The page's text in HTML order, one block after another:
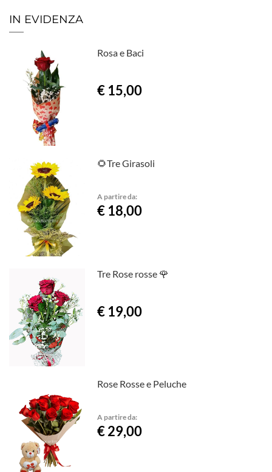
IN EVIDENZA
Rosa e Baci
€ 15,00
🌻Tre Girasoli
A partire da:
€ 18,00
Tre Rose rosse 🌹
€ 19,00
Rose Rosse e Peluche
A partire da:
€ 29,00